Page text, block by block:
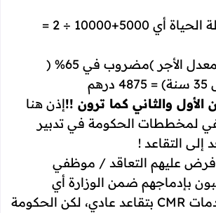
ومعدل الأجر طيلة الحياة أي 5000+10000 ÷ 2 =
اي 7500 درهم (معدل الأجر )مضروب في 65% (
والثاني كما ترون !!إذن هنا
لمخططات الحكومة في تدبير
إلى التقاعد !
فرض عليهم التعاقد / موظفي
بإدماجهم ضمن الوزارة أي
الإستفادة من خدمات CMR بتقاعد عادي، لكن الحكومة